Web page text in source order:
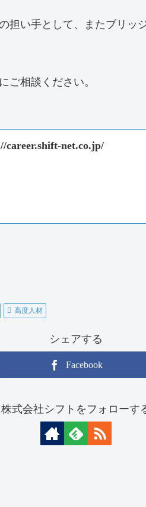
担い手として、またブリッ
ご相談ください。
career.shift-net.co.jp/
高度人材
シェアする
Facebook
株式会社シフトをフォローす